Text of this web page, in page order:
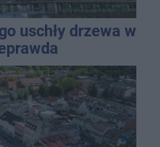
uschły drzewa w